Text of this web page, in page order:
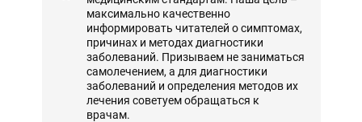
максимально качественно
информировать читателей о симптомах,
причинах и методах диагностики
заболеваний. Призываем не заниматься
самолечением, а для диагностики
заболеваний и определения методов их
лечения советуем обращаться к
врачам.